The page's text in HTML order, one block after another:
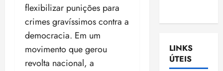
flexibilizar punições para
crimes gravíssimos contra a
democracia. Em um
movimento que gerou
revolta nacional, a
LINKS
ÚTEIS